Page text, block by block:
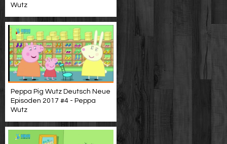
Wutz
Peppa Pig Wutz Deutsch Neue
Episoden 2017 #4 - Peppa
Wutz